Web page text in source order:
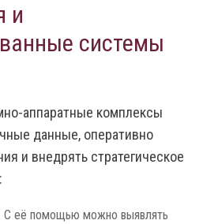
и
системы
аппаратные комплексы
данные, оперативно
и внедрять стратегическое
её помощью можно выявлять